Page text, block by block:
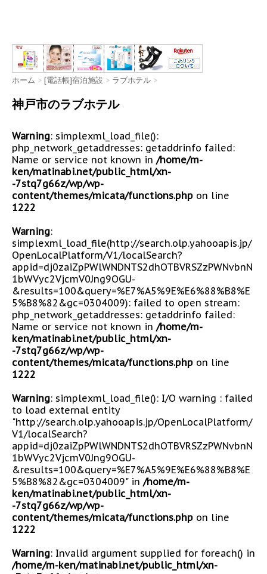
ホーム > [電話帳]宿泊施設 > ラブホテル >
神戸市のラブホテル
Warning: simplexml_load_file():
php_network_getaddresses: getaddrinfo failed:
Name or service not known in /home/m-
ken/matinabi.net/public_html/xn-
-7stq7g66z/wp/wp-
content/themes/micata/functions.php on line
1222
Warning:
simplexml_load_file(http://search.olp.yahooapis.jp/
OpenLocalPlatform/V1/localSearch?
appid=dj0zaiZpPWlWNDNTS2dhOTBVRSZzPWNvbnN
1bWVyc2VjcmV0Jng9OGU-
&results=100&query=%E7%A5%9E%E6%88%B8%E
5%B8%82&gc=0304009): failed to open stream:
php_network_getaddresses: getaddrinfo failed:
Name or service not known in /home/m-
ken/matinabi.net/public_html/xn-
-7stq7g66z/wp/wp-
content/themes/micata/functions.php on line
1222
Warning: simplexml_load_file(): I/O warning : failed
to load external entity
"http://search.olp.yahooapis.jp/OpenLocalPlatform/
V1/localSearch?
appid=dj0zaiZpPWlWNDNTS2dhOTBVRSZzPWNvbnN
1bWVyc2VjcmV0Jng9OGU-
&results=100&query=%E7%A5%9E%E6%88%B8%E
5%B8%82&gc=0304009" in /home/m-
ken/matinabi.net/public_html/xn-
-7stq7g66z/wp/wp-
content/themes/micata/functions.php on line
1222
Warning: Invalid argument supplied for foreach() in
/home/m-ken/matinabi.net/public_html/xn-